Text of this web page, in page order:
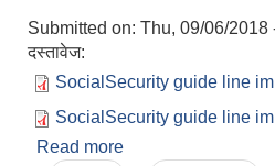
Submitted on: Thu, 09/06/2018
दस्तावेज:
SocialSecurity guide line
SocialSecurity guide line
Read more